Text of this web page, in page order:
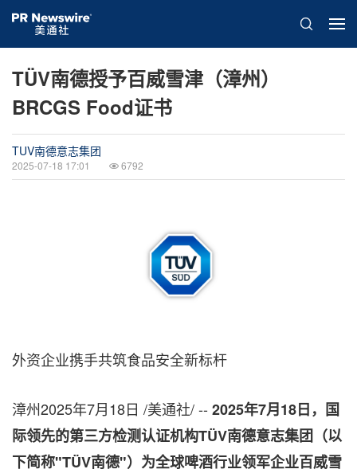
TÜV南德授予百威雪津（漳州）
BRCGS Food证书
TUV南德意志集团
2025-07-18 17:01 6792
外资企业携手共筑食品安全新标杆
漳州2025年7月18日 /美通社/ -- 2025年7月18日，国
际领先的第三方检测认证机构TÜV南德意志集团（以
下简称"TÜV南德"）为全球啤酒行业领军企业百威雪